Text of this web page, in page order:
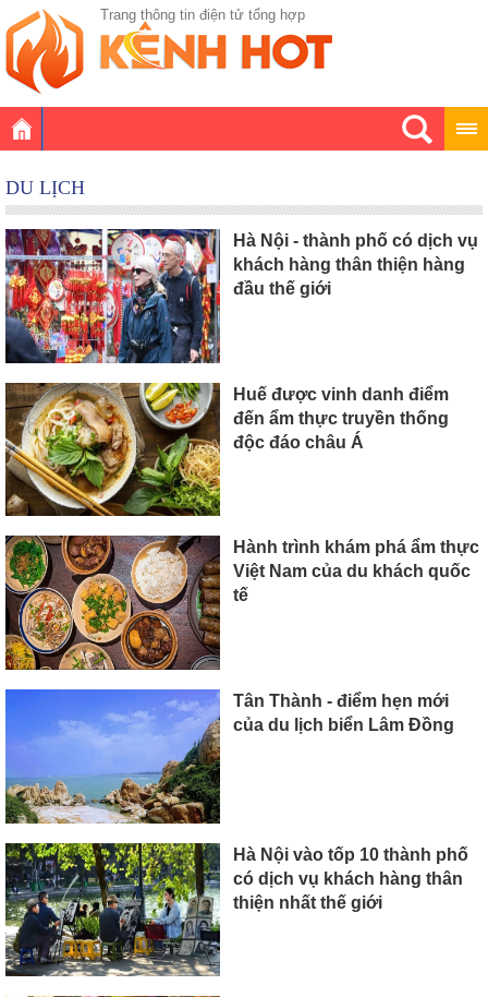
Trang thông tin điện tử tổng hợp
DU LỊCH
Hà Nội - thành phố có dịch vụ
khách hàng thân thiện hàng
đầu thế giới
Huế được vinh danh điểm
đến ẩm thực truyền thống
độc đáo châu Á
Hành trình khám phá ẩm thực
Việt Nam của du khách quốc
tế
Tân Thành - điểm hẹn mới
của du lịch biển Lâm Ðồng
Hà Nội vào tốp 10 thành phố
có dịch vụ khách hàng thân
thiện nhất thế giới